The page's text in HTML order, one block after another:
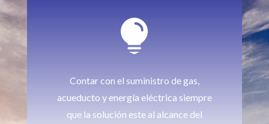

Contar con el suministro de gas,
acueducto y energía eléctrica siempre
que la solución este al alcance del